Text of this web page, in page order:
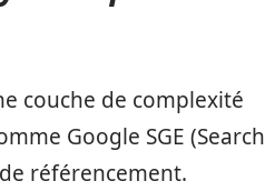
couche de complexité
Google SGE (Search
référencement.